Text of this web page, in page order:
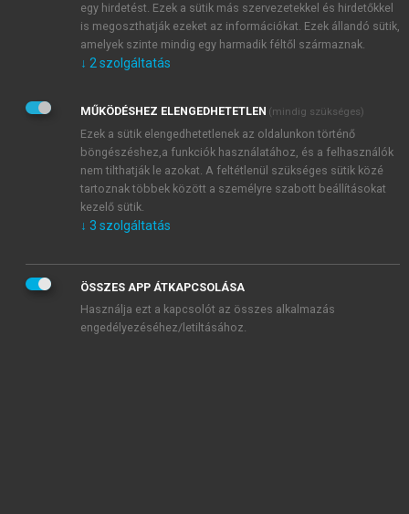
Kérek értesítést a MeRSZ újdonságairól, akcióiról.
Kérek értesítést az Akadémiai Kiadó Zrt. újdonságairól,
Adatkezelési tájékoztatóbanfoglaltakat tudomásul
veszem és elfogadom.
Általános vásárlási feltételeket, valamint a szotar.netés a
mersz.huoldalak licencszerződéseiben foglaltakat
tudomásul veszem és elfogadom.
KIPRÓBÁLOM
egy hirdetést. Ezek a sütik más szervezetekkel és hirdetőkkel
is megoszthatják ezeket az információkat. Ezek állandó sütik,
amelyek szinte mindig egy harmadik féltől származnak.
↓ 2 szolgáltatás
MŰKÖDÉSHEZ ELENGEDHETETLEN (mindig szükséges)
Ezek a sütik elengedhetetlenek az oldalunkon történő
böngészéshez,a funkciók használatához, és a felhasználók
nem tilthatják le azokat. A feltétlenül szükséges sütik közé
tartoznak többek között a személyre szabott beállításokat
kezelő sütik.
↓ 3 szolgáltatás
ÖSSZES APP ÁTKAPCSOLÁSA
Használja ezt a kapcsolót az összes alkalmazás
engedélyezéséhez/letiltásához.